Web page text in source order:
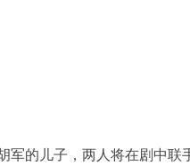
的儿子，两人将在剧中联